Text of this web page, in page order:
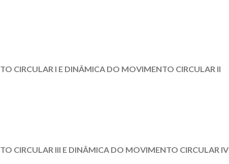
CIRCULAR I E DINÂMICA DO MOVIMENTO CIRCULAR II
CIRCULAR III E DINÂMICA DO MOVIMENTO CIRCULAR IV